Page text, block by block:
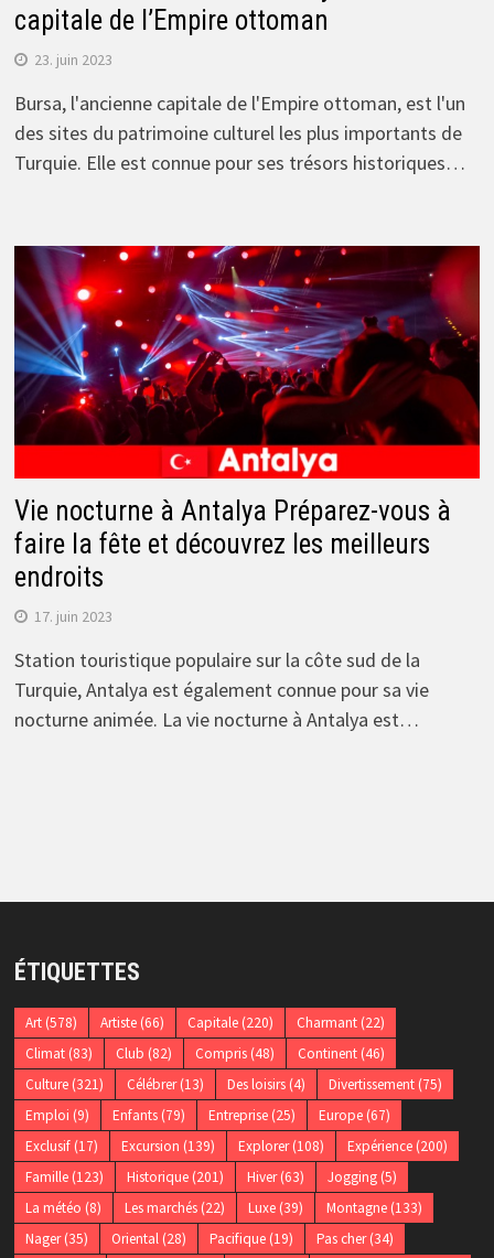
capitale de l’Empire ottoman
23. juin 2023
Bursa, l'ancienne capitale de l'Empire ottoman, est l'un
des sites du patrimoine culturel les plus importants de
Turquie. Elle est connue pour ses trésors historiques…
Vie nocturne à Antalya Préparez-vous à
faire la fête et découvrez les meilleurs
endroits
17. juin 2023
Station touristique populaire sur la côte sud de la
Turquie, Antalya est également connue pour sa vie
nocturne animée. La vie nocturne à Antalya est…
ÉTIQUETTES
Art(578) Artiste(66) Capitale(220) Charmant(22)
Climat(83) Club (82) Compris(48) Continent(46)
Culture(321) Célébrer(13) Des loisirs(4) Divertissement(75)
Emploi (9) Enfants(79) Entreprise(25) Europe(67)
Exclusif(17) Excursion (139) Explorer(108) Expérience(200)
Famille(123) Historique(201) Hiver(63) Jogging(5)
La météo (8) Les marchés(22) Luxe(39) Montagne(133)
Nager(35) Oriental(28) Pacifique(19) Pas cher(34)